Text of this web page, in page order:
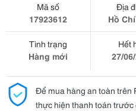
Mã số
17923612
Địa
Hồ
Tình trạng
Hàng mới
Hết
27/
Để mua hàng an toàn trên
thực hiện thanh toán